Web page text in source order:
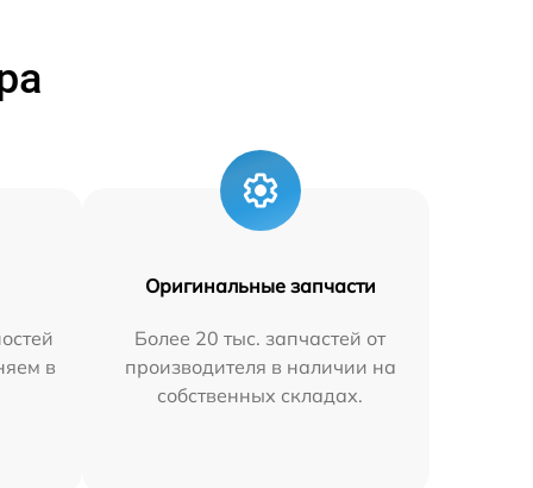
в
Оригинальные запчасти
Более 20 тыс. запчастей от
производителя в наличии на
собственных складах.